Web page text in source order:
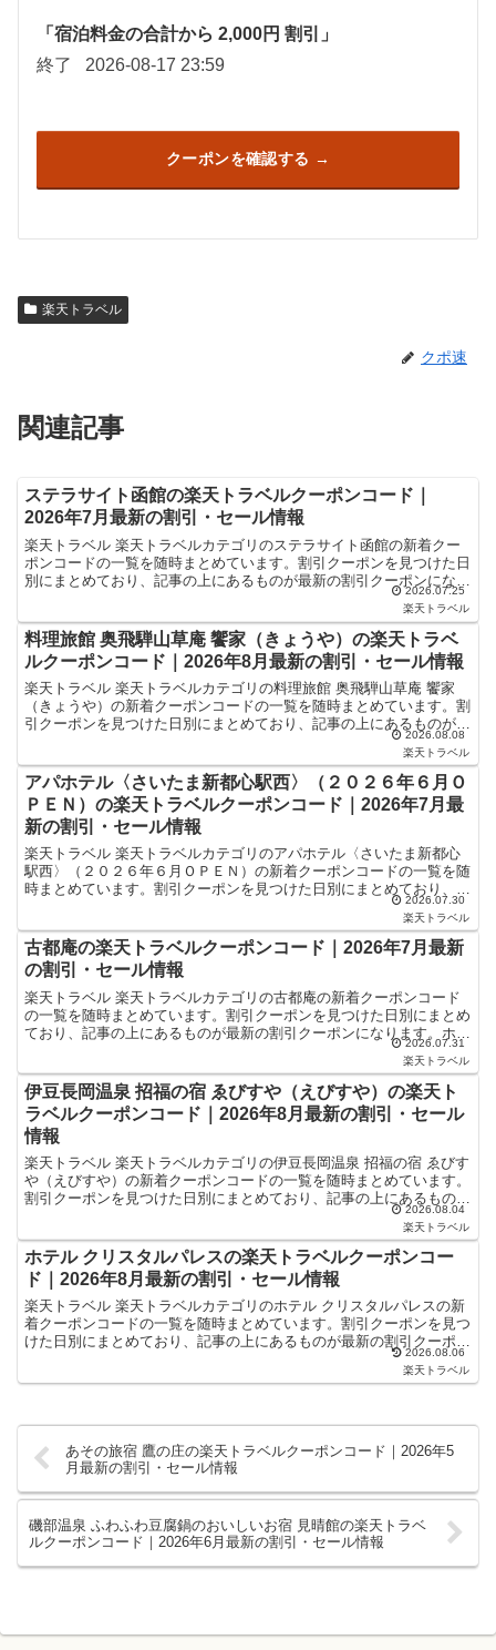
「宿泊料金の合計から 2,000円 割引」
終了
2026-08-17 23:59
クーポンを確認する
楽天トラベル
クポ速
関連記事
ステラサイト函館の楽天トラベルクーポンコード｜
2026年7月最新の割引・セール情報
楽天トラベル 楽天トラベルカテゴリのステラサイト函館の新着クー
ポンコードの一覧を随時まとめています。割引クーポンを見つけた日
別にまとめており、記事の上にあるものが最新の割引クーポンになり
ます。ホテル・旅館宿泊の予約などで使えるクーポンやセー...2026.07.25
楽天トラベル
料理旅館 奥飛騨山草庵 饗家（きょうや）の楽天トラベ
ルクーポンコード｜2026年8月最新の割引・セール情報
楽天トラベル 楽天トラベルカテゴリの料理旅館 奥飛騨山草庵 饗家
（きょうや）の新着クーポンコードの一覧を随時まとめています。割
引クーポンを見つけた日別にまとめており、記事の上にあるものが最
新の割引クーポンになります。ホテル・旅館宿泊の予約な...2026.08.08
楽天トラベル
アパホテル〈さいたま新都心駅西〉（２０２６年６月Ｏ
ＰＥＮ）の楽天トラベルクーポンコード｜2026年7月最
新の割引・セール情報
楽天トラベル 楽天トラベルカテゴリのアパホテル〈さいたま新都心
駅西〉（２０２６年６月ＯＰＥＮ）の新着クーポンコードの一覧を随
時まとめています。割引クーポンを見つけた日別にまとめており、記
事の上にあるものが最新の割引クーポンになります。ホテル...2026.07.30
楽天トラベル
古都庵の楽天トラベルクーポンコード｜2026年7月最新
の割引・セール情報
楽天トラベル 楽天トラベルカテゴリの古都庵の新着クーポンコード
の一覧を随時まとめています。割引クーポンを見つけた日別にまとめ
ており、記事の上にあるものが最新の割引クーポンになります。ホテ
ル・旅館宿泊の予約などで使えるクーポンやセール・キャン...2026.07.31
楽天トラベル
伊豆長岡温泉 招福の宿 ゑびすや（えびすや）の楽天ト
ラベルクーポンコード｜2026年8月最新の割引・セール
情報
楽天トラベル 楽天トラベルカテゴリの伊豆長岡温泉 招福の宿 ゑびす
や（えびすや）の新着クーポンコードの一覧を随時まとめています。
割引クーポンを見つけた日別にまとめており、記事の上にあるものが
最新の割引クーポンになります。ホテル・旅館宿泊の予...
2026.08.04
楽天トラベル
ホテル クリスタルパレスの楽天トラベルクーポンコー
ド｜2026年8月最新の割引・セール情報
楽天トラベル 楽天トラベルカテゴリのホテル クリスタルパレスの新
着クーポンコードの一覧を随時まとめています。割引クーポンを見つ
けた日別にまとめており、記事の上にあるものが最新の割引クーポン
になります。ホテル・旅館宿泊の予約などで使えるクーポ...2026.08.06
楽天トラベル
あその旅宿 鷹の庄の楽天トラベルクーポンコード｜2026年5
月最新の割引・セール情報
磯部温泉 ふわふわ豆腐鍋のおいしいお宿 見晴館の楽天トラベ
ルクーポンコード｜2026年6月最新の割引・セール情報